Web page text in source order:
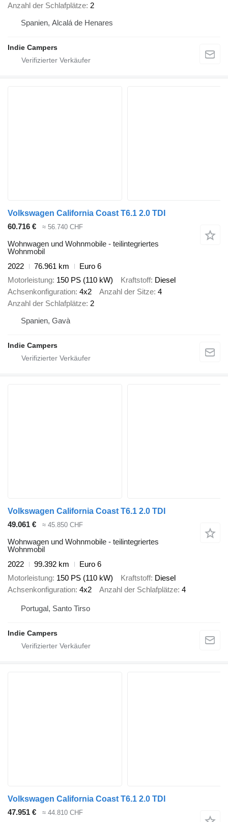
Anzahl der Schlafplätze 2
Spanien, Alcalá de Henares
Indie Campers
Volkswagen California Coast T6.1 2.0 TDI
60.716 €
≈ 56.740 CHF
Wohnwagen und Wohnmobile - teilintegriertes
Wohnmobil
2022
76.961 km
Euro 6
Motorleistung 150 PS (110 kW) Kraftstoff Diesel
Achsenkonfiguration 4x2 Anzahl der Sitze 4
Anzahl der Schlafplätze 2
Spanien, Gavà
Indie Campers
Volkswagen California Coast T6.1 2.0 TDI
49.061 €
≈ 45.850 CHF
Wohnwagen und Wohnmobile - teilintegriertes
Wohnmobil
2022
99.392 km
Euro 6
Motorleistung 150 PS (110 kW) Kraftstoff Diesel
Achsenkonfiguration 4x2 Anzahl der Schlafplätze 4
Portugal, Santo Tirso
Indie Campers
Volkswagen California Coast T6.1 2.0 TDI
47.951 €
≈ 44.810 CHF